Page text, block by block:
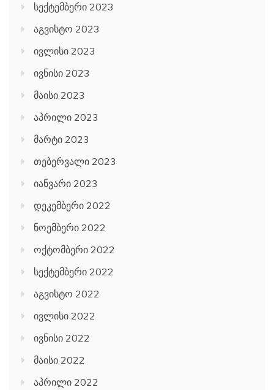
სექტემბერი 2023
აგვისტო 2023
ივლისი 2023
ივნისი 2023
მაისი 2023
აპრილი 2023
მარტი 2023
თებერვალი 2023
იანვარი 2023
დეკემბერი 2022
ნოემბერი 2022
ოქტომბერი 2022
სექტემბერი 2022
აგვისტო 2022
ივლისი 2022
ივნისი 2022
მაისი 2022
აპრილი 2022